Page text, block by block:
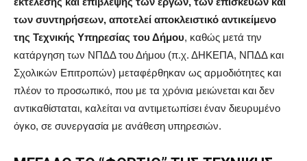
των συντηρήσεων, αποτελεί αποκλειστικό αντικείμενο
της Τεχνικής Υπηρεσίας του Δήμου, καθώς μετά την
κατάργηση των ΝΠΔΔ του Δήμου (π.χ. ΔΗΚΕΠΑ, ΝΠΔΔ και
Σχολικών Επιτροπών) μεταφέρθηκαν ως αρμοδιότητες και
πλέον το προσωπικό, που με τα χρόνια μειώνεται και δεν
αντικαθίσταται, καλείται να αντιμετωπίσει έναν διευρυμένο
όγκο, σε συνεργασία με ανάθεση υπηρεσιών.